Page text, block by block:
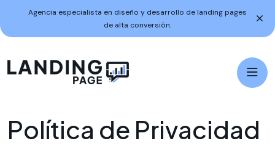
Agencia especialista en diseño y desarrollo de landing pages
de alta conversión.
Política de Privacidad